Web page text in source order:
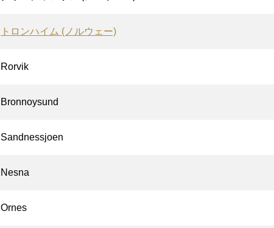
トロンハイム (ノルウェー)
Rorvik
Bronnoysund
Sandnessjoen
Nesna
Ornes